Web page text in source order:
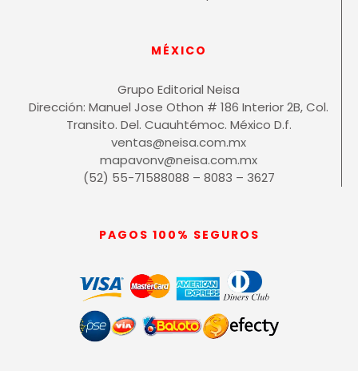
MÉXICO
Grupo Editorial Neisa
Dirección: Manuel Jose Othon # 186 Interior 2B, Col.
Transito. Del. Cuauhtémoc. México D.f.
ventas@neisa.com.mx
mapavonv@neisa.com.mx
(52) 55-71588088 – 8083 – 3627
PAGOS 100% SEGUROS